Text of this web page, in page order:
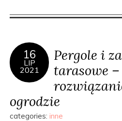
16
LIP
2021
Pergole i
tarasowe
ogrodzie
categories: inne